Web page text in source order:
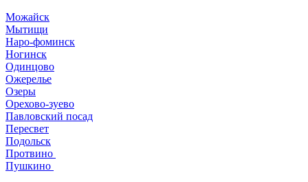
Можайск
Мытищи
Наро-фоминск
Ногинск
Одинцово
Ожерелье
Озеры
Орехово-зуево
Павловский посад
Пересвет
Подольск
Протвино
Пушкино